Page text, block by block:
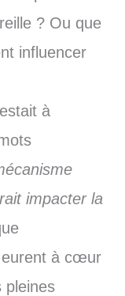
? Ou que
influencer
à
impacter la
eurent à cœur
pleines